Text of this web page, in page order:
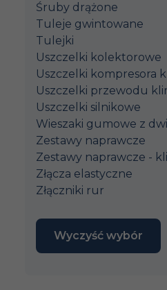
Śruby drążone
Tuleje gwintowane
Tulejki
Uszczelki kolektorowe
Uszczelki kompresora
Uszczelki przewodu
Uszczelki silnikowe
Wieszaki gumowe z
Zestawy naprawcze
Zestawy naprawcze -
Złącza elastyczne
Złączniki rur
Wyczyść wybór